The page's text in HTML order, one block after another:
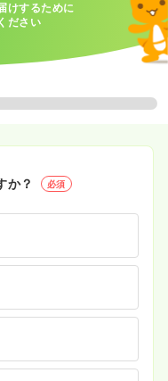
けするために
ださい
か？ 必須